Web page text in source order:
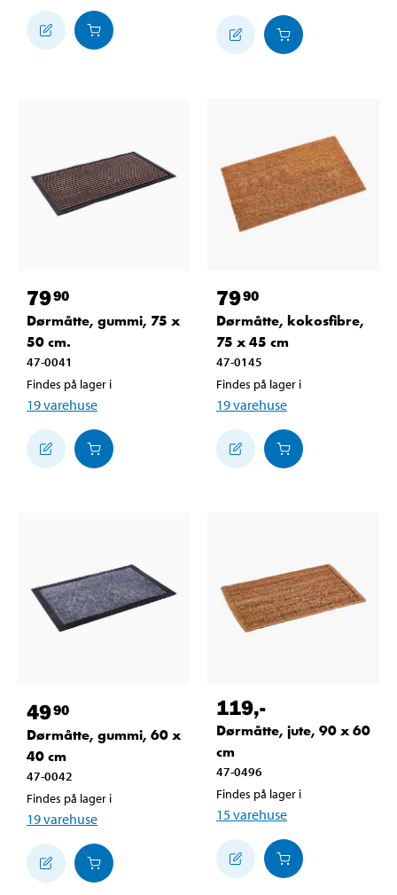
7990
Dørmåtte, gummi, 75 x
50 cm.
47-0041
Findes på lager i
19varehuse
7990
Dørmåtte, kokosfibre,
75 x 45 cm
47-0145
Findes på lager i
19varehuse
4990
Dørmåtte, gummi, 60 x
40 cm
47-0042
Findes på lager i
19varehuse
119,-
Dørmåtte, jute, 90 x 60
cm
47-0496
Findes på lager i
15varehuse